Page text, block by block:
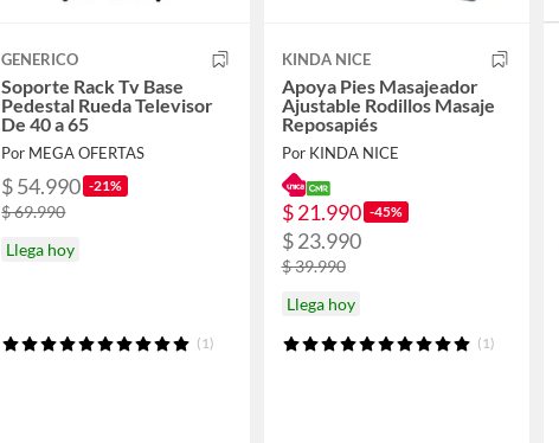
GENERICO
Soporte Rack Tv Base
Pedestal Rueda Televisor
De 40 a 65
Por MEGA OFERTAS
$ 54.990 -21%
$ 69.990
Llega hoy
(1)
KINDA NICE
Apoya Pies Masajeador
Ajustable Rodillos Masaje
Reposapiés
Por KINDA NICE
$ 21.990 -45%
$ 23.990
$ 39.990
Llega hoy
(1)